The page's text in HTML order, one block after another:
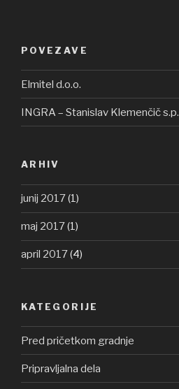
POVEZAVE
Elmitel d.o.o.
INGRA – Stanislav Klemenčič s.p.
ARHIV
junij 2017(1)
maj 2017(1)
april 2017(4)
KATEGORIJE
Pred pričetkom gradnje
Pripravljalna dela